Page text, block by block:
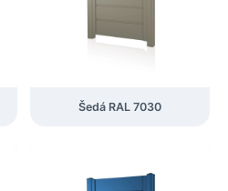
Šedá RAL 7030